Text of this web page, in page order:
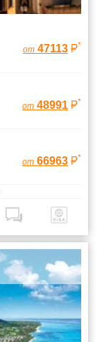
от 47113 *
от 48991 *
от 66963 *